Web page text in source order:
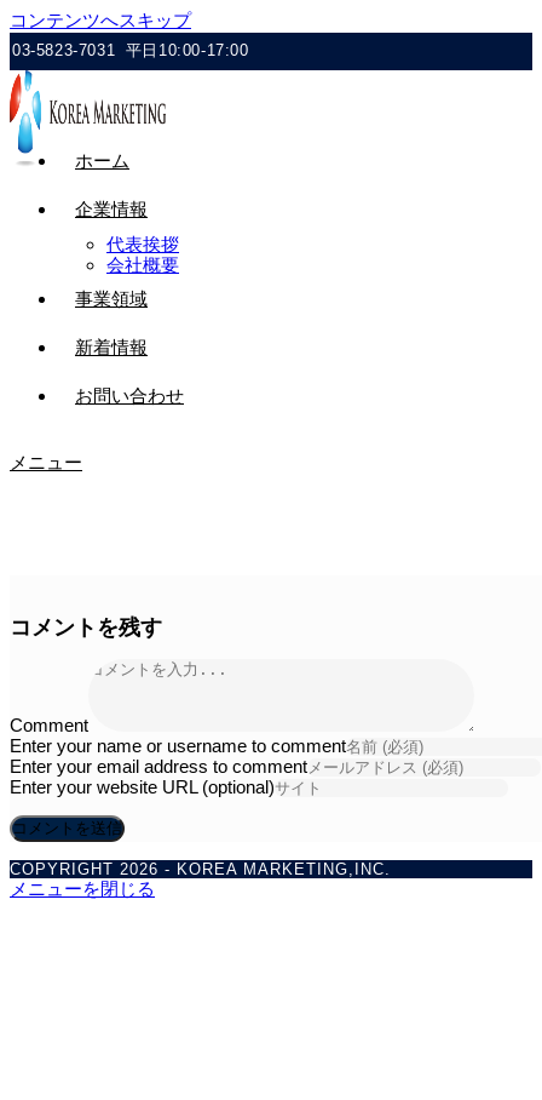
コンテンツへスキップ
03-5823-7031 平日10:00-17:00
ホーム
企業情報
代表挨拶
会社概要
事業領域
新着情報
お問い合わせ
メニュー
コメントを残す
Comment
Enter your name or username to comment
Enter your email address to comment
Enter your website URL (optional)
COPYRIGHT 2026 - KOREA MARKETING,INC.
メニューを閉じる